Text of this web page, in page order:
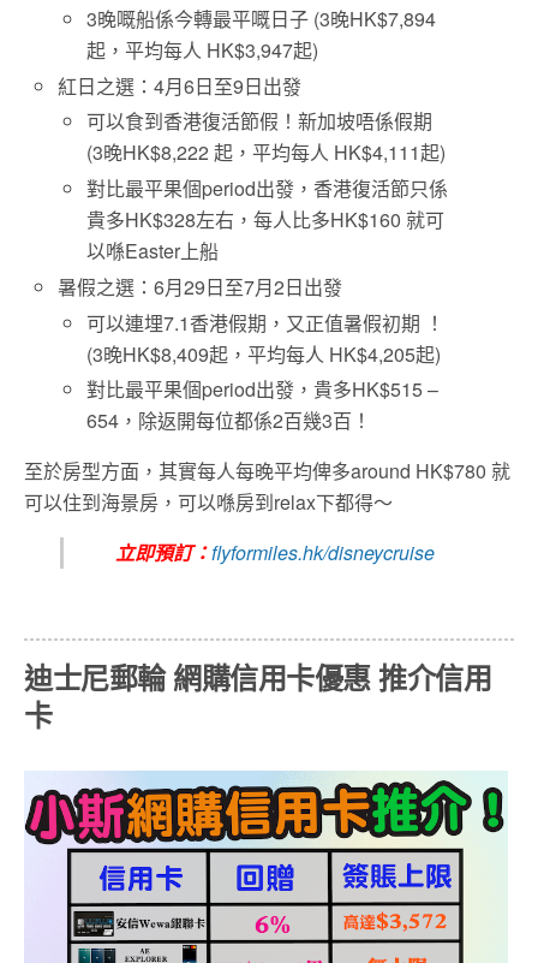
3晚嘅船係今轉最平嘅日子 (3晚HK$7,894
起，平均每人 HK$3,947起)
紅日之選：4月6日至9日出發
可以食到香港復活節假！新加坡唔係假期
(3晚HK$8,222 起，平均每人 HK$4,111起)
對比最平果個period出發，香港復活節只係
貴多HK$328左右，每人比多HK$160 就可
以喺Easter上船
暑假之選：6月29日至7月2日出發
可以連埋7.1香港假期，又正值暑假初期 ！
(3晚HK$8,409起，平均每人 HK$4,205起)
對比最平果個period出發，貴多HK$515 –
654，除返開每位都係2百幾3百！
至於房型方面，其實每人每晚平均俾多around HK$780 就
可以住到海景房，可以喺房到relax下都得～
立即預訂：flyformiles.hk/disneycruise
迪士尼郵輪網購信用卡優惠 推介信用
卡